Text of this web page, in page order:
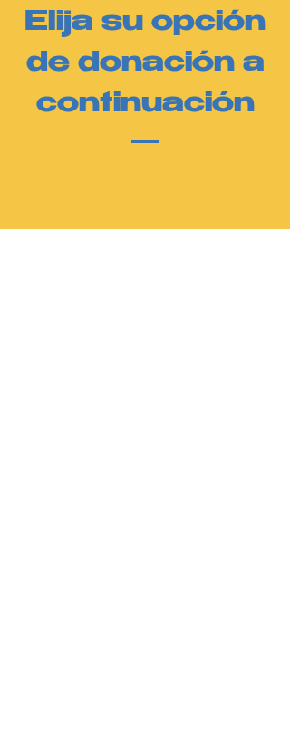
Elija su opción
de donación a
continuación